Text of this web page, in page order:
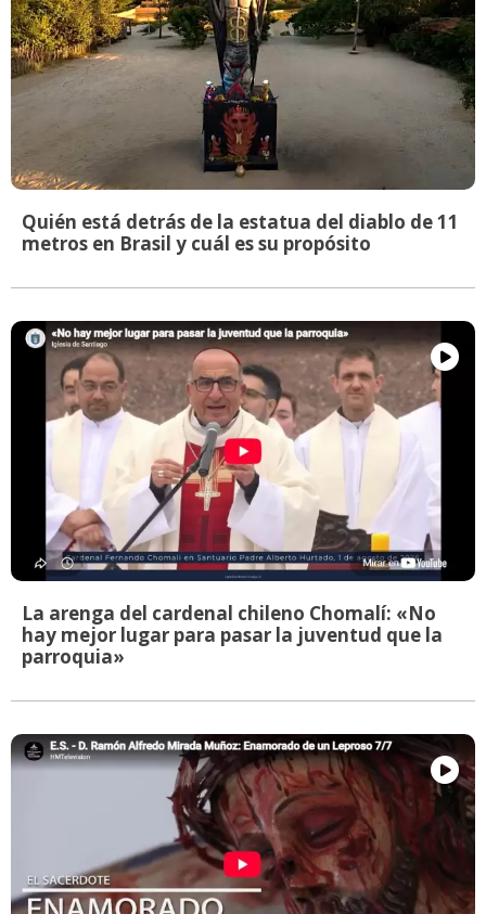
Quién está detrás de la estatua del diablo de 11
metros en Brasil y cuál es su propósito
La arenga del cardenal chileno Chomalí: «No
hay mejor lugar para pasar la juventud que la
parroquia»